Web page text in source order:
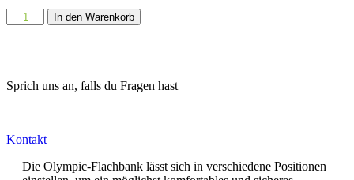
In den Warenkorb
Sprich uns an, falls du Fragen hast
Kontakt
Die Olympic-Flachbank lässt sich in verschiedene Positionen